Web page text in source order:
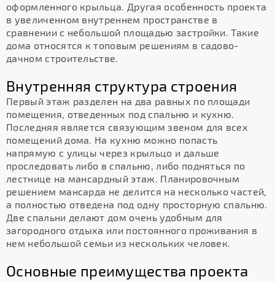
оформленного крыльца. Другая особенность проекта
в увеличенном внутреннем пространстве в
сравнении с небольшой площадью застройки. Такие
дома относятся к топовым решениям в садово-
дачном строительстве.
Внутренняя структура строения
Первый этаж разделен на два равных по площади
помещения, отведенных под спальню и кухню.
Последняя является связующим звеном для всех
помещений дома. На кухню можно попасть
напрямую с улицы через крыльцо и дальше
проследовать либо в спальню, либо подняться по
лестнице на мансардный этаж. Планировочным
решением мансарда не делится на несколько частей,
а полностью отведена под одну просторную спальню.
Две спальни делают дом очень удобным для
загородного отдыха или постоянного проживания в
нем небольшой семьи из нескольких человек.
Основные преимущества проекта